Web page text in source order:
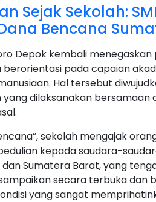
Sejak Sekolah:
Bencana
Depok kembali
pada capaian
Hal tersebut
dilaksanakan bersamaan
sekolah mengajak
kepada saudara-
Sumatera Barat, yang
secara terbuka dan
yang sangat